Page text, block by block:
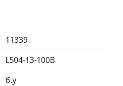
11339
L504-13-100B
б.у